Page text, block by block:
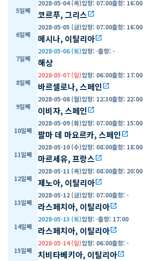
5일째
2028-05-04 (목)입항: 07:00출항: 16:00
코르푸, 그리스open_in_new
6일째
2028-05-05 (금)입항: 07:00출항: 16:00
메시나, 이탈리아open_in_new
7일째
2028-05-06 (토)입항: -출항: -
해상
8일째
2028-05-07 (일)입항: 06:00출항: 17:00
바르셀로나, 스페인open_in_new
9일째
2028-05-08 (월)입항: 12:30출항: 22:00
이비자, 스페인open_in_new
10일째
2028-05-09 (화)입항: 07:00출항: 15:00
팔마 데 마요르카, 스페인open_in_new
11일째
2028-05-10 (수)입항: 08:00출항: 18:00
마르세유, 프랑스open_in_new
12일째
2028-05-11 (목)입항: 08:00출항: 20:00
제노아, 이탈리아open_in_new
13일째
2028-05-12 (금)입항: 07:00출항: -
라스페치아, 이탈리아open_in_new
14일째
2028-05-13 (토)입항: -출항: 17:00
라스페치아, 이탈리아open_in_new
15일째
2028-05-14 (일)입항: 06:00출항: -
치비타베키아, 이탈리아open_in_new